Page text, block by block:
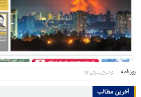
روزنامه:
آخرین مطالب